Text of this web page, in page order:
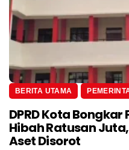
BERITA UTAMA
DPRD Kota
Hibah Ratusan
Aset Disorot